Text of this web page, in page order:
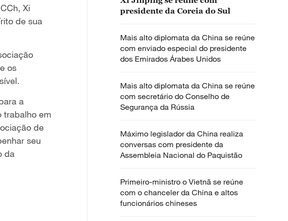
Xi
de sua
os
a
trabalho em
de
seu
da
presidente da Coreia do Sul
Mais alto diplomata da China se reúne
com enviado especial do presidente
dos Emirados Árabes Unidos
Mais alto diplomata da China se reúne
com secretário do Conselho de
Segurança da Rússia
Máximo legislador da China realiza
conversas com presidente da
Assembleia Nacional do Paquistão
Primeiro-ministro o Vietnã se reúne
com o chanceler da China e altos
funcionários chineses